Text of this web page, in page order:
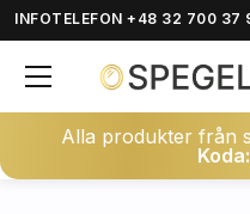
INFOTELEFON +48 32 700 37
Alla produkter från